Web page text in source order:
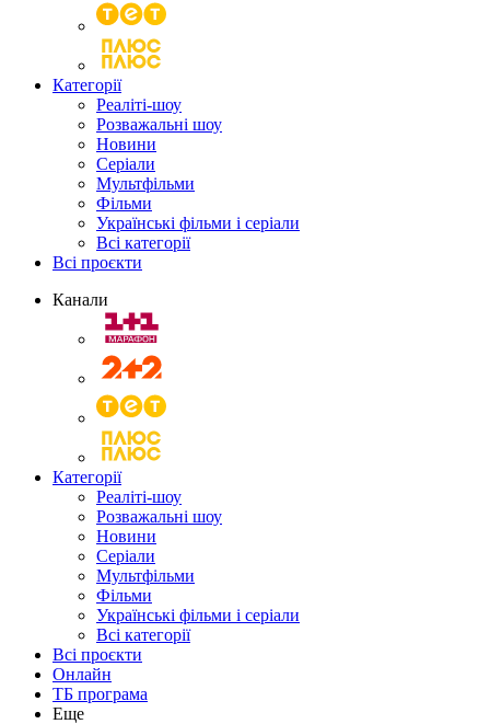
Категорії
Реаліті-шоу
Розважальні шоу
Новини
Серіали
Мультфільми
Фільми
Українські фільми і серіали
Всі категорії
Всі проєкти
Канали
Категорії
Реаліті-шоу
Розважальні шоу
Новини
Серіали
Мультфільми
Фільми
Українські фільми і серіали
Всі категорії
Всі проєкти
Онлайн
ТБ програма
Еще